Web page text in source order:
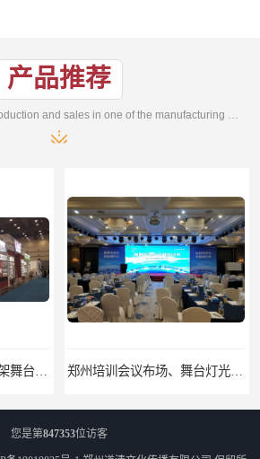
产品推荐
您是第847353位访客